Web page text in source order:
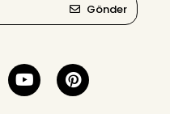
Gönder